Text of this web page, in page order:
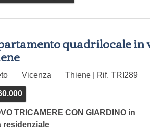
quadrilocale in
Vicenza Thiene | Rif. TRI289
TRICAMERE CON GIARDINO in
residenziale